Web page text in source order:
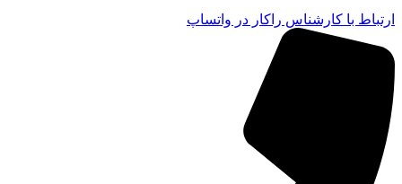
ارتباط با کارشناس راکار در واتساپ